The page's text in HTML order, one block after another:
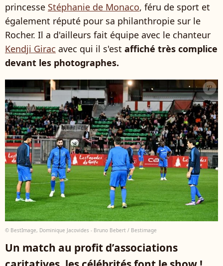
princesse Stéphanie de Monaco, féru de sport et
également réputé pour sa philanthropie sur le
Rocher. Il a d'ailleurs fait équipe avec le chanteur
Kendji Girac avec qui il s'est affiché très complice
devant les photographes.
© BestImage, Dominique Jacovides - Bruno Bebert / Bestimage
Un match au profit d’associations